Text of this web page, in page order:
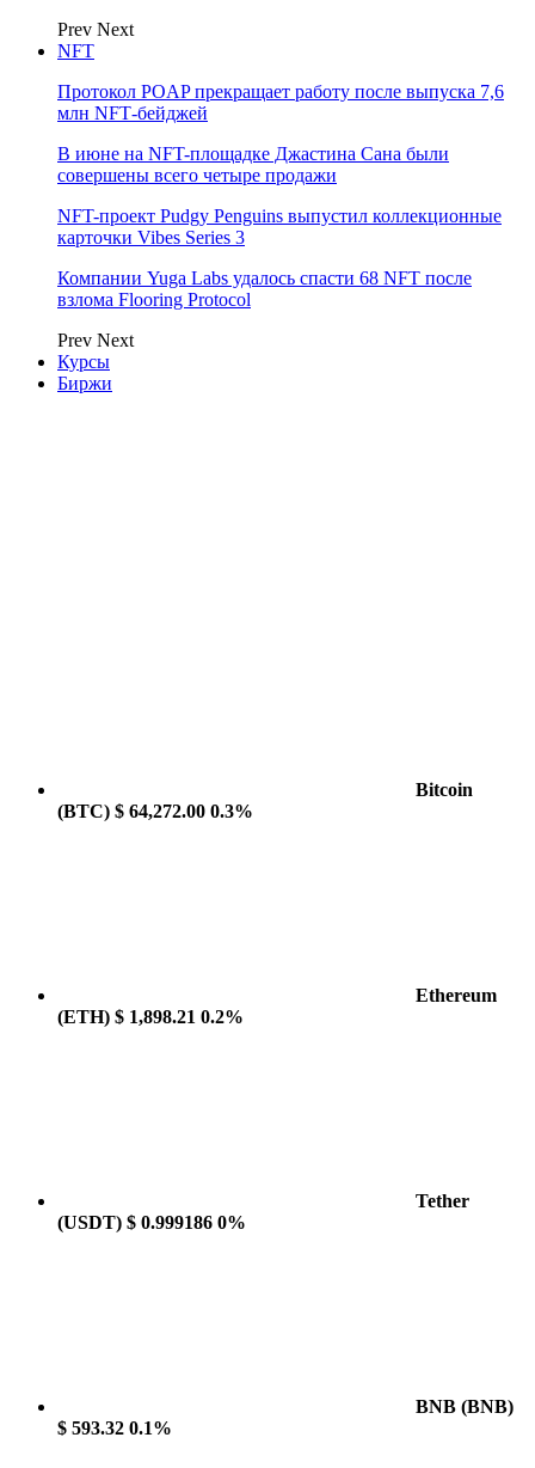
Prev Next
NFT
Протокол POAP прекращает работу после выпуска 7,6
млн NFT‑бейджей
В июне на NFT-площадке Джастина Сана были
совершены всего четыре продажи
NFT-проект Pudgy Penguins выпустил коллекционные
карточки Vibes Series 3
Компании Yuga Labs удалось спасти 68 NFT после
взлома Flooring Protocol
Prev Next
Курсы
Биржи
Bitcoin
(BTC) $ 64,272.00 0.3%
Ethereum
(ETH) $ 1,898.21 0.2%
Tether
(USDT) $ 0.999186 0%
BNB (BNB)
$ 593.32 0.1%